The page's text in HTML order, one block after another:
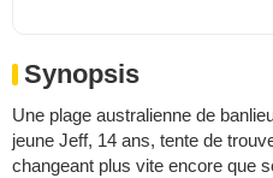
Synopsis
Une plage australienne de
jeune Jeff, 14 ans, tente de
changeant plus vite encore que